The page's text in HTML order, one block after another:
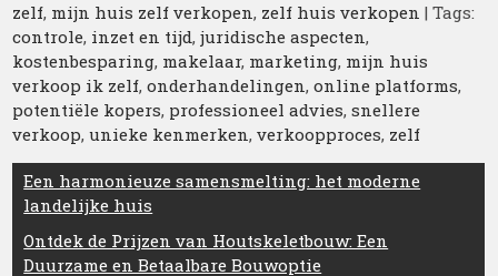
zelf, mijn huis zelf verkopen, zelf huis verkopen | Tags:
controle, inzet en tijd,juridische aspecten,
kostenbesparing, makelaar, marketing, mijn huis
verkoop ik zelf,onderhandelingen,online platforms,
potentiële kopers, professioneel advies,snellere
verkoop,unieke kenmerken,verkoopproces, zelf
Berichtnavigatie
Een harmonieuze samensmelting: het moderne
landelijke huis
Ontdek de Prijzen van Houtskeletbouw: Een
Duurzame en Betaalbare Bouwoptie